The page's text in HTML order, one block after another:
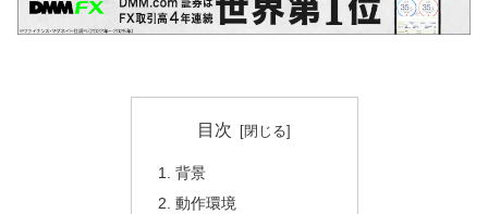
目次
背景
動作環境